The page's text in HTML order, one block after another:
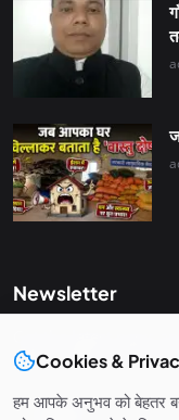
Newsletter
inbox. Sign up for our
Cookies &
हम आपके अनुभव को बेहतर